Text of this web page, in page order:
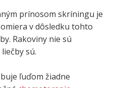
prínosom skríningu je
v dôsledku tohto
Rakoviny nie sú
sú.
ľuďom žiadne